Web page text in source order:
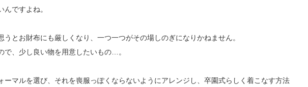
んですよね。
うとお財布にも厳しくなり、一つ一つがその場しのぎになりかねません。
で、少し良い物を用意したいもの…。
ーマルを選び、それを喪服っぽくならないようにアレンジし、卒園式らしく着こなす方法